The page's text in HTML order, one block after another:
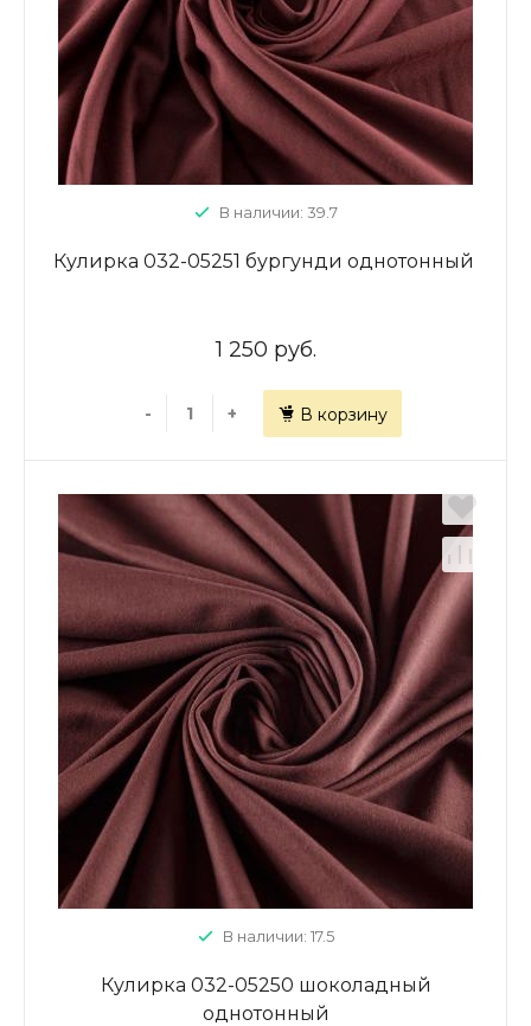
В наличии: 39.7
Кулирка 032-05251 бургунди однотонный
1 250 руб.
- + В корзину
В наличии: 17.5
Кулирка 032-05250 шоколадный
однотонный